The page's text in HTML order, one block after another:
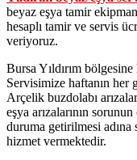
beyaz eşya tamir
hesaplı tamir ve servis
veriyoruz.
Bursa Yıldırım
Servisimize haftanın her
Arçelik buzdolabı
eşya arızalarının
duruma getirilmesi
hizmet vermektedir.